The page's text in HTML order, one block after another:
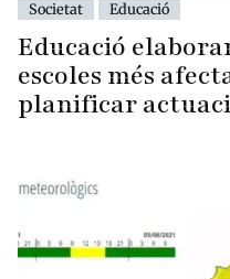
Societat Educació
Educació
escoles més
planificar